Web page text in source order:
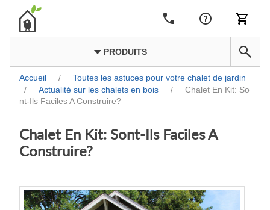
PRODUITS
Accueil /
Toutes les astuces pour votre chalet de jardin
/
Actualité sur les chalets en bois /
Chalet En Kit: So
nt-Ils Faciles A Construire?
Chalet En Kit: Sont-Ils Faciles A
Construire?